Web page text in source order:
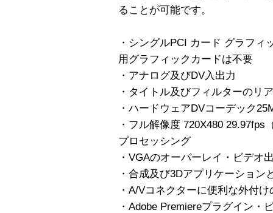
ることが可能です。
・シングルPCI カード グラフ
用グラフィックカードは不要
・アナログ及びDV入出力
・タイトル及びフィルターのリ
・ハードウェアDVコーデック
・フル解像度 720X480 29.97fps
プロセッシング
・VGAのオーバーレイ・ビデオ
・合成及び3Dアプリケーション
・A/Vコネクターに便利な外付
・Adobe Premiereプラグイン・